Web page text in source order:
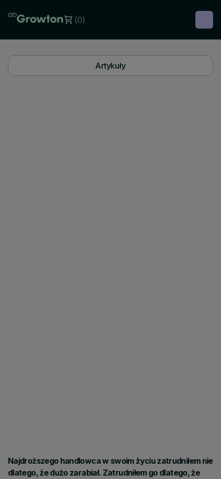
(0)
Artykuły
Najdroższego handlowca w swoim życiu zatrudniłem nie
dlatego, że dużo zarabiał. Zatrudniłem go dlatego, że